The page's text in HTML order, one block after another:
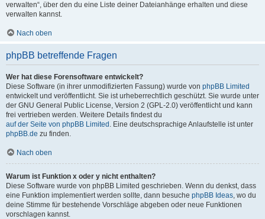
verwalten“, über den du eine Liste deiner Dateianhänge erhalten und diese
verwalten kannst.
Nach oben
phpBB betreffende Fragen
Wer hat diese Forensoftware entwickelt?
Diese Software (in ihrer unmodifizierten Fassung) wurde von phpBB Limited
entwickelt und veröffentlicht. Sie ist urheberrechtlich geschützt. Sie wurde unter
der GNU General Public License, Version 2 (GPL-2.0) veröffentlicht und kann
frei vertrieben werden. Weitere Details findest du
auf der Seite von phpBB Limited . Eine deutschsprachige Anlaufstelle ist unter
phpBB.de zu finden.
Nach oben
Warum ist Funktion x oder y nicht enthalten?
Diese Software wurde von phpBB Limited geschrieben. Wenn du denkst, dass
eine Funktion implementiert werden sollte, dann besuche phpBB Ideas, wo du
deine Stimme für bestehende Vorschläge abgeben oder neue Funktionen
vorschlagen kannst.